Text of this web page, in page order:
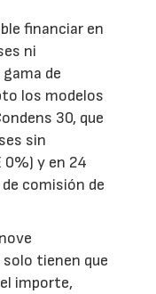
financiar en
ni
de
los modelos
30, que
sin
0%) y en 24
comisión de
tienen que
importe,